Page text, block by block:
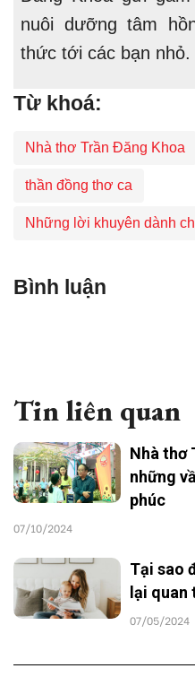
nuôi dưỡng tâm
thức tới các bạn nhỏ.
Từ khoá:
Nhà thơ Trần Đăng Khoa
thần đồng thơ ca
Những lời khuyên dành
Bình luận
Tin liên quan
Nhà thơ
những
phúc
07/10/2024
Tại sao
lại quan
07/05/2024